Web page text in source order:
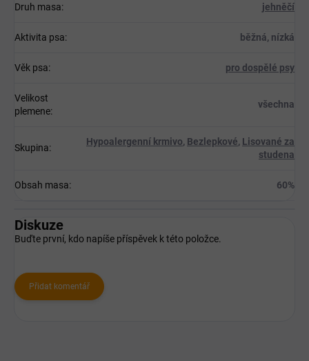
Druh masa: jehněčí
Aktivita psa: běžná, nízká
Věk psa: pro dospělé psy
Velikost
plemene:
všechna
Skupina:
Hypoalergenní krmivo, Bezlepkové, Lisované za
studena
Obsah masa: 60%
Diskuze
Buďte první, kdo napíše příspěvek k této položce.
Přidat komentář